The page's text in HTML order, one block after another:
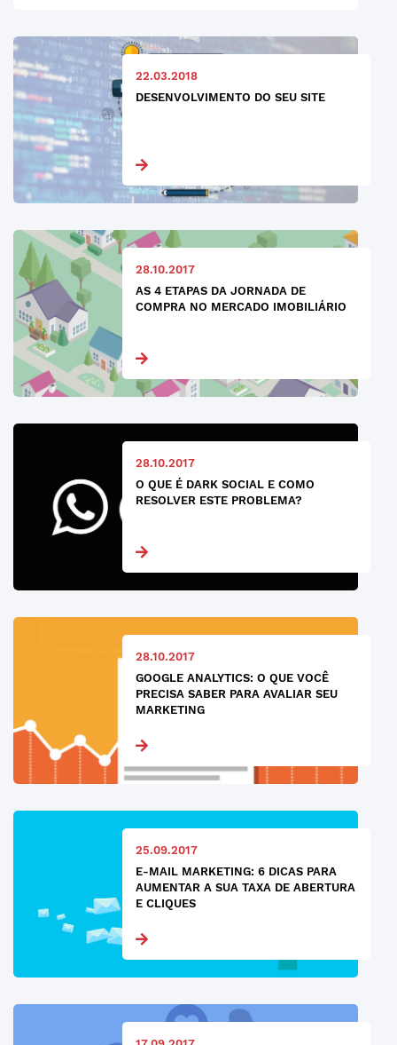
22.03.2018
DESENVOLVIMENTO DO SEU SITE
28.10.2017
AS 4 ETAPAS DA JORNADA DE
COMPRA NO MERCADO IMOBILIÁRIO
28.10.2017
O QUE É DARK SOCIAL E COMO
RESOLVER ESTE PROBLEMA?
28.10.2017
GOOGLE ANALYTICS: O QUE VOCÊ
PRECISA SABER PARA AVALIAR SEU
MARKETING
25.09.2017
E-MAIL MARKETING: 6 DICAS PARA
AUMENTAR A SUA TAXA DE ABERTURA
E CLIQUES